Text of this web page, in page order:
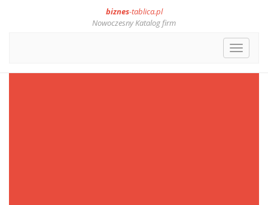
biznes-tablica.pl
Nowoczesny Katalog firm
Toggle